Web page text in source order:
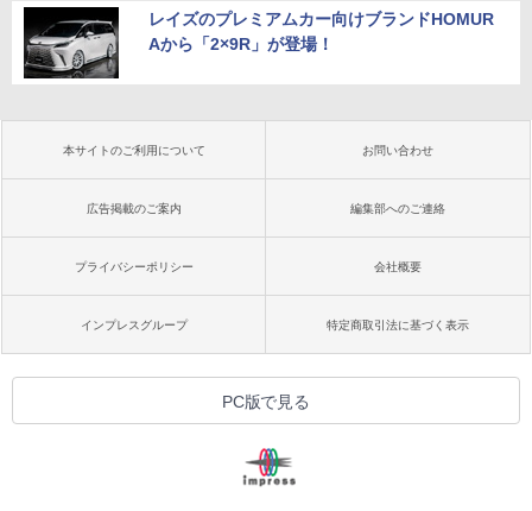
レイズのプレミアムカー向けブランドHOMUR
Aから「2×9R」が登場！
本サイトのご利用について お問い合わせ
広告掲載のご案内 編集部へのご連絡
プライバシーポリシー 会社概要
インプレスグループ 特定商取引法に基づく表示
PC版で見る